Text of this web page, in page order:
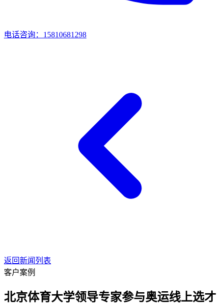
电话咨询：15810681298
返回新闻列表
客户案例
北京体育大学领导专家参与奥运线上选才